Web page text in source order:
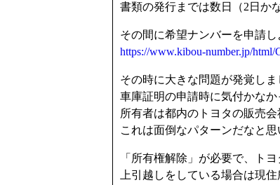
書類の発行までは数日（2日か
その間に希望ナンバーを申請
https://www.kibou-number.jp/
その時に大きな問題が発覚しま
車庫証明の申請時に気付かな
所有者は都内のトヨタの販売
これは面倒なパターンだなと
「所有権解除」が必要で、ト
上引越しをしている場合は現